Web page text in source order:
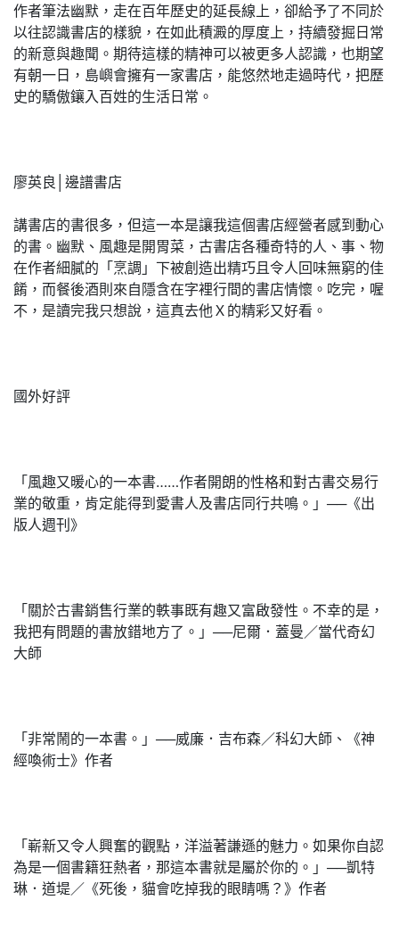
作者筆法幽默，走在百年歷史的延長線上，卻給予了不同於
以往認識書店的樣貌，在如此積澱的厚度上，持續發掘日常
的新意與趣聞。期待這樣的精神可以被更多人認識，也期望
有朝一日，島嶼會擁有一家書店，能悠然地走過時代，把歷
史的驕傲鑲入百姓的生活日常。
廖英良│邊譜書店
講書店的書很多，但這一本是讓我這個書店經營者感到動心
的書。幽默、風趣是開胃菜，古書店各種奇特的人、事、物
在作者細膩的「烹調」下被創造出精巧且令人回味無窮的佳
餚，而餐後酒則來自隱含在字裡行間的書店情懷。吃完，喔
不，是讀完我只想說，這真去他Ｘ的精彩又好看。
國外好評
「風趣又暖心的一本書……作者開朗的性格和對古書交易行
業的敬重，肯定能得到愛書人及書店同行共鳴。」──《出
版人週刊》
「關於古書銷售行業的軼事既有趣又富啟發性。不幸的是，
我把有問題的書放錯地方了。」──尼爾．蓋曼／當代奇幻
大師
「非常鬧的一本書。」──威廉．吉布森／科幻大師、《神
經喚術士》作者
「嶄新又令人興奮的觀點，洋溢著謙遜的魅力。如果你自認
為是一個書籍狂熱者，那這本書就是屬於你的。」──凱特
琳．道堤／《死後，貓會吃掉我的眼睛嗎？》作者